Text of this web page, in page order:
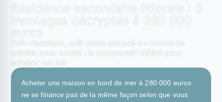
Résidence secondaire littorale : 3
montages décryptés à 280 000
euros
Prêt classique, prêt relais adossé ou rachat de
crédits avec soulte : le comparatif chiffré pour
acheter cet été
Acheter une maison en bord de mer à 280 000 euros
ne se finance pas de la même façon selon que vous